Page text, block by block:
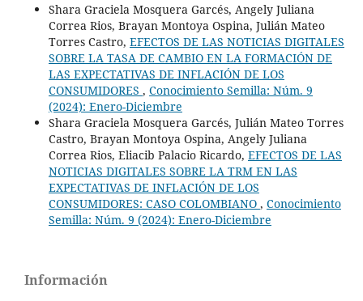
Shara Graciela Mosquera Garcés, Angely Juliana
Correa Rios, Brayan Montoya Ospina, Julián Mateo
Torres Castro, EFECTOS DE LAS NOTICIAS DIGITALES
SOBRE LA TASA DE CAMBIO EN LA FORMACIÓN DE
LAS EXPECTATIVAS DE INFLACIÓN DE LOS
CONSUMIDORES , Conocimiento Semilla: Núm. 9
(2024): Enero-Diciembre
Shara Graciela Mosquera Garcés, Julián Mateo Torres
Castro, Brayan Montoya Ospina, Angely Juliana
Correa Rios, Eliacib Palacio Ricardo, EFECTOS DE LAS
NOTICIAS DIGITALES SOBRE LA TRM EN LAS
EXPECTATIVAS DE INFLACIÓN DE LOS
CONSUMIDORES: CASO COLOMBIANO , Conocimiento
Semilla: Núm. 9 (2024): Enero-Diciembre
Información